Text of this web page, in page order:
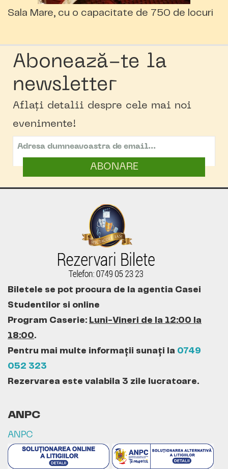
Sala Mare, cu o capacitate de 750 de locuri
Abonează-te la
newsletter
Aflați detalii despre cele mai noi
evenimente!
ABONARE
Biletele se pot procura de la agentia Casei
Studentilor si online
Program Caserie: Luni-Vineri de la 12:00 la
18:00.
Pentru mai multe informații sunați la 0749
052 323
Rezervarea este valabila 3 zile lucratoare.
ANPC
ANPC